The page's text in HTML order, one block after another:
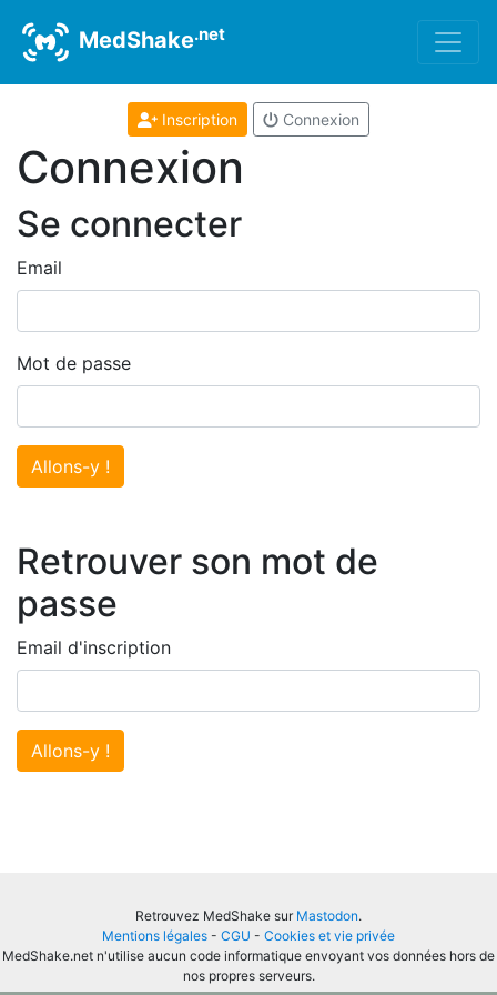
MedShake.net
Inscription Connexion
Connexion
Se connecter
Email
Mot de passe
Allons-y !
Retrouver son mot de
passe
Email d'inscription
Allons-y !
Retrouvez MedShake sur Mastodon.
Mentions légales - CGU - Cookies et vie privée
MedShake.net n'utilise aucun code informatique envoyant vos données hors de
nos propres serveurs.